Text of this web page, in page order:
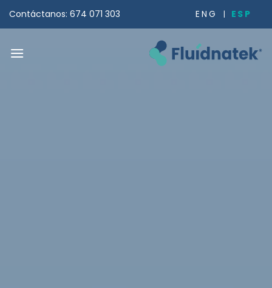
Contáctanos: 674 071 303 ENG ESP